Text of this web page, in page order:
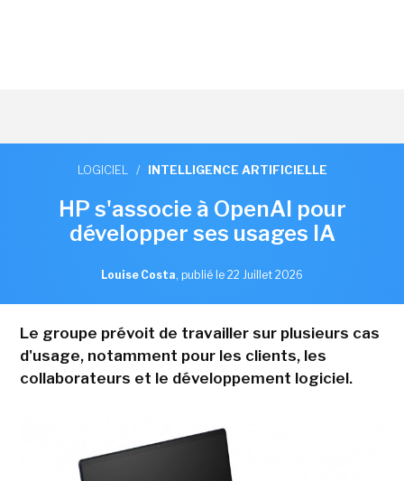
LOGICIEL / INTELLIGENCE ARTIFICIELLE
HP s'associe à OpenAI pour
développer ses usages IA
Louise Costa, publié le 22 Juillet 2026
Le groupe prévoit de travailler sur plusieurs cas
d'usage, notamment pour les clients, les
collaborateurs et le développement logiciel.